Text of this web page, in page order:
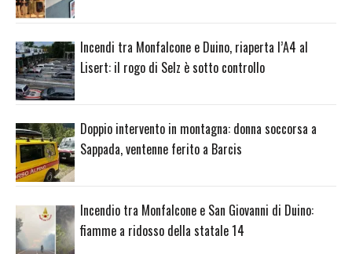
Incendi tra Monfalcone e Duino, riaperta l’A4 al
Lisert: il rogo di Selz è sotto controllo
Doppio intervento in montagna: donna soccorsa a
Sappada, ventenne ferito a Barcis
Incendio tra Monfalcone e San Giovanni di Duino:
fiamme a ridosso della statale 14